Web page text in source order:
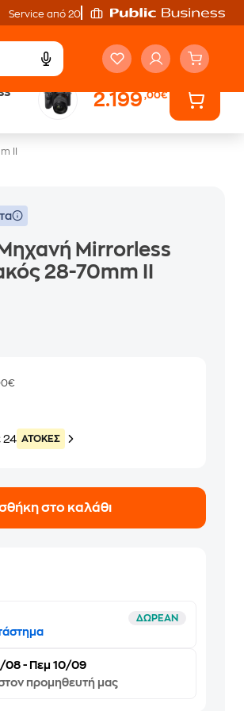
Service από 20'
2.199,00€
€
II
Mirrorless
28-70mm II
24 ATOKEΣ
στο καλάθι
ΔΩΡΕΑΝ
08 - Πεμ 10/09
προμηθευτή μας